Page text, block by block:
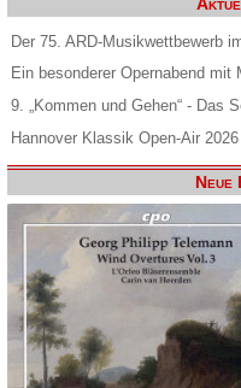
Der 75. ARD-Musikwettbewerb
Ein besonderer Opernabend mit
9. „Kommen und Gehen“ - Das
Hannover Klassik Open-Air 2026
Neue